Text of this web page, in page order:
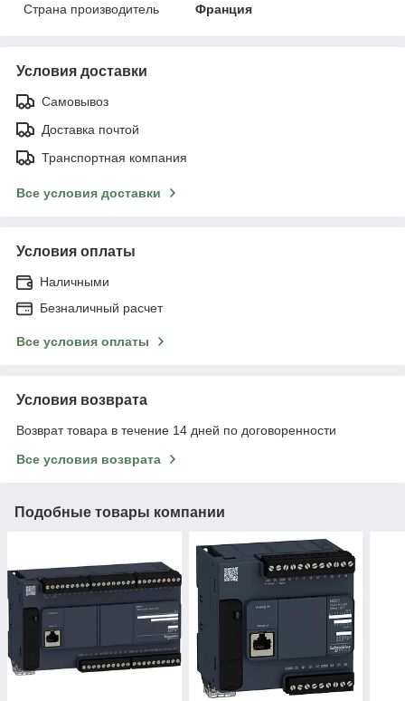
Страна производитель
Франция
Условия доставки
Самовывоз
Доставка почтой
Транспортная компания
Все условия доставки
Условия оплаты
Наличными
Безналичный расчет
Все условия оплаты
Условия возврата
Возврат товара в течение 14 дней по договоренности
Все условия возврата
Подобные товары компании